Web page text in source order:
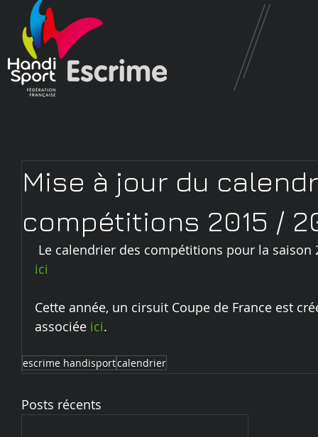
Mise à jour du
compétitions 2015 /
Le calendrier des compétitions pour la
ici
Cette année, un cirsuit Coupe de France est
associée ici.
escrime handisportcalendrier
Posts récents